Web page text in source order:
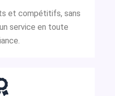
et compétitifs, sans
service en toute